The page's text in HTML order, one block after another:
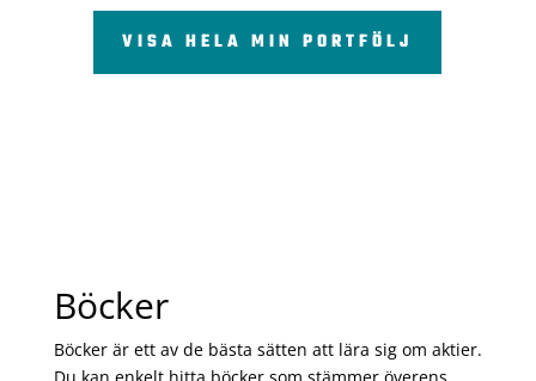
VISA HELA MIN PORTFÖLJ
Böcker
Böcker är ett av de bästa sätten att lära sig om aktier.